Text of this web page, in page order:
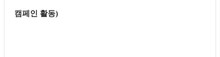
캠페인 활동)